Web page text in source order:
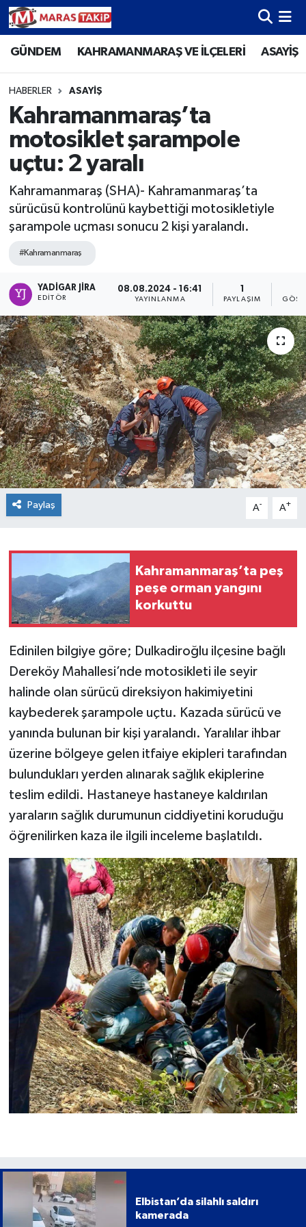
GÜNDEM KAHRAMANMARAŞ VE İLÇELERİ ASAYİŞ
HABERLER ASAYİŞ
Kahramanmaraş’ta
motosiklet şarampole
uçtu: 2 yaralı
Kahramanmaraş (SHA)- Kahramanmaraş’ta
sürücüsü kontrolünü kaybettiği motosikletiyle
şarampole uçması sonucu 2 kişi yaralandı.
#Kahramanmaraş
YADIGAR JIRA
EDITÖR
08.08.2024 - 16:41
YAYINLANMA PAYLAŞIM
Paylaş A- A+
Kahramanmaraş’ta peş
peşe orman yangını
korkuttu
Edinilen bilgiye göre; Dulkadiroğlu ilçesine bağlı
Dereköy Mahallesi’nde motosikleti ile seyir
halinde olan sürücü direksiyon hakimiyetini
kaybederek şarampole uçtu. Kazada sürücü ve
yanında bulunan bir kişi yaralandı. Yaralılar ihbar
üzerine bölgeye gelen itfaiye ekipleri tarafından
bulundukları yerden alınarak sağlık ekiplerine
teslim edildi. Hastaneye hastaneye kaldırılan
yaraların sağlık durumunun ciddiyetini koruduğu
öğrenilirken kaza ile ilgili inceleme başlatıldı.
Elbistan’da silahlı saldırı
kamerada
Kahramanmaraş Nöbetçi Eczaneler
Kahramanmaraş Hava Durumu
Kahramanmaraş Namaz Vakitleri
Kahramanmaraş Trafik Yoğunluk Haritası
Süper Lig Puan Durumu ve Fikstür
Tüm Manşetler
Haber Arşivi